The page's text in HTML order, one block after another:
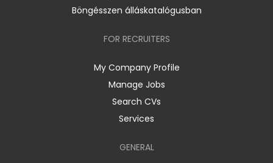
Böngésszen álláskatalógusban
FOR RECRUITERS
My Company Profile
Manage Jobs
Search CVs
Services
GENERAL